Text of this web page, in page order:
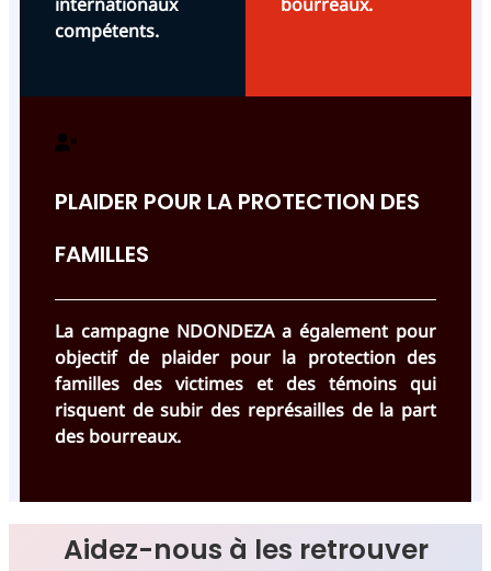
compétents.
PLAIDER POUR LA PROTECTION DES
FAMILLES
La campagne NDONDEZA a également pour
objectif de plaider pour la protection des
familles des victimes et des témoins qui
risquent de subir des représailles de la part
des bourreaux.
Aidez-nous à les retrouver